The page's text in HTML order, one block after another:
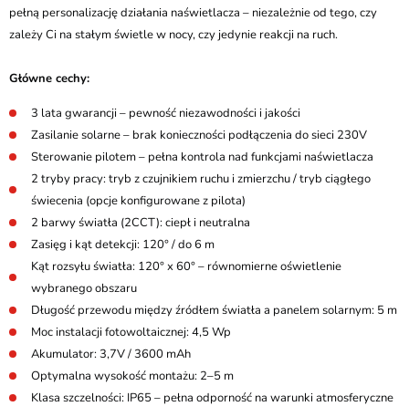
pełną personalizację działania naświetlacza – niezależnie od tego, czy
zależy Ci na stałym świetle w nocy, czy jedynie reakcji na ruch.
Główne cechy:
3 lata gwarancji – pewność niezawodności i jakości
Zasilanie solarne – brak konieczności podłączenia do sieci 230V
Sterowanie pilotem – pełna kontrola nad funkcjami naświetlacza
2 tryby pracy: tryb z czujnikiem ruchu i zmierzchu / tryb ciągłego
świecenia (opcje konfigurowane z pilota)
2 barwy światła (2CCT): ciepł i neutralna
Zasięg i kąt detekcji: 120° / do 6 m
Kąt rozsyłu światła: 120° x 60° – równomierne oświetlenie
wybranego obszaru
Długość przewodu między źródłem światła a panelem solarnym: 5 m
Moc instalacji fotowoltaicznej: 4,5 Wp
Akumulator: 3,7V / 3600 mAh
Optymalna wysokość montażu: 2–5 m
Klasa szczelności: IP65 – pełna odporność na warunki atmosferyczne